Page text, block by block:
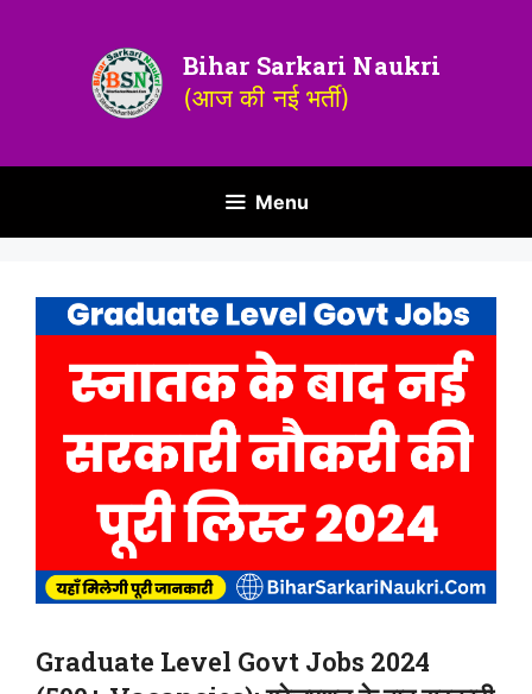
Bihar Sarkari Naukri
(आज की नई भर्ती)
Menu
Graduate Level Govt Jobs 2024